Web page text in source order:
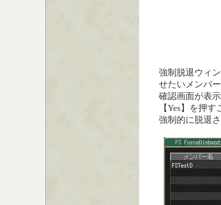
強制脱退ウィ
せたいメンバ
確認画面が表
【Yes】を押
強制的に脱退